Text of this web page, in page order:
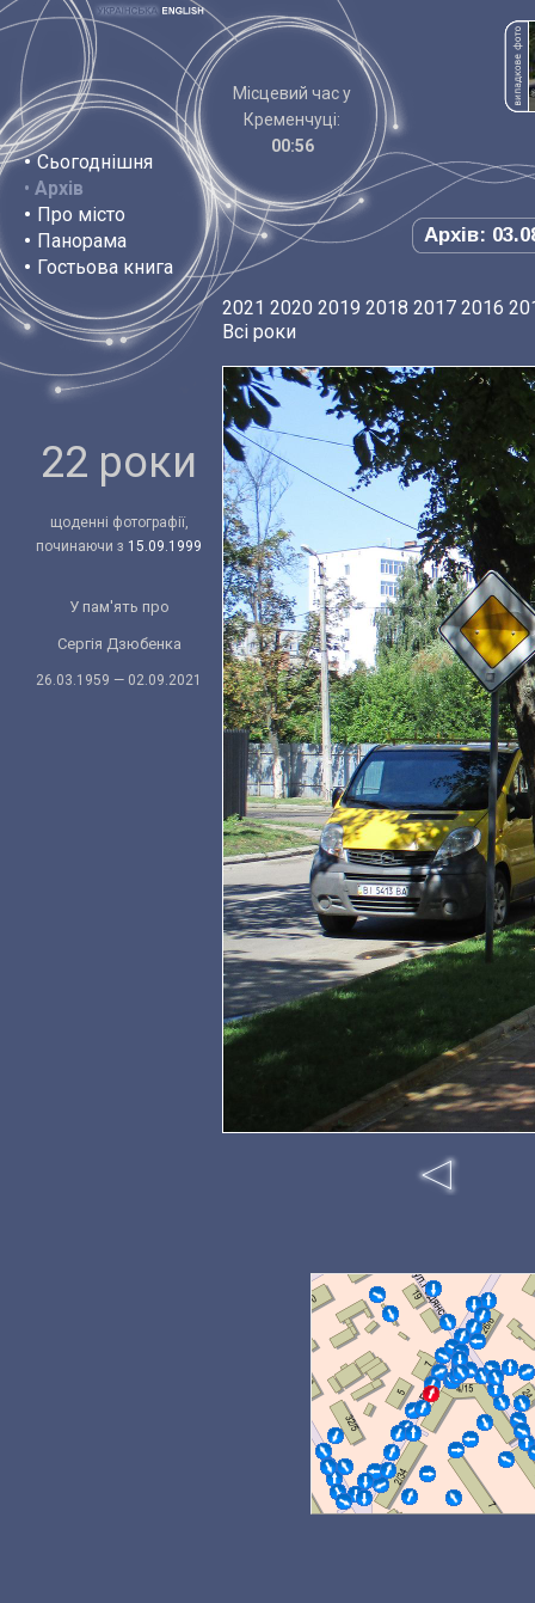
• Сьогоднішня
• Архів
• Про місто
• Панорама
• Гостьова книга
Місцевий час у
Кременчуці:
00:56
Архів:
22 роки
щоденні фотографії,
починаючи з 15.09.1999
У пам'ять про
Сергія Дзюбенка
26.03.1959 — 02.09.2021
2021 2020 2019 2018 2017 2016
Всі роки